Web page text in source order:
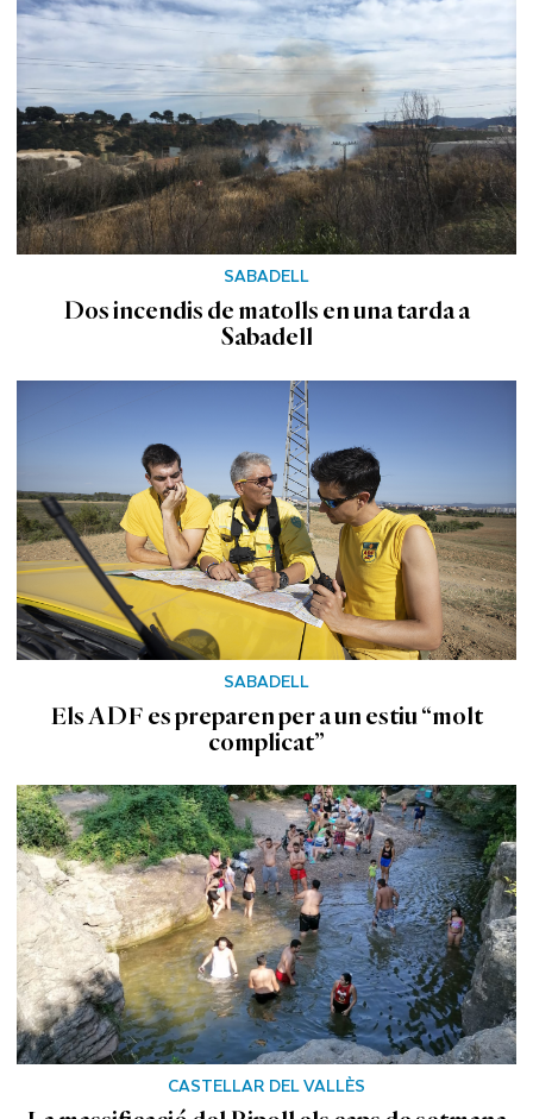
SABADELL
Dos incendis de matolls en una tarda a
Sabadell
SABADELL
Els ADF es preparen per a un estiu “molt
complicat”
CASTELLAR DEL VALLÈS